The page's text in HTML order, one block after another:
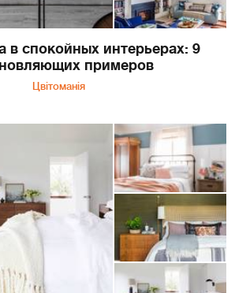
в спокойных интерьерах: 9
примеров
Цвітоманія